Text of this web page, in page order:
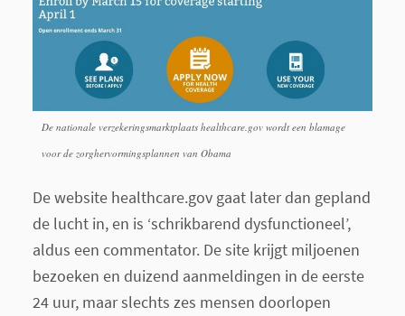
De nationale verzekeringsmarktplaats healthcare.gov wordt een blamage
voor de zorghervormingsplannen van Obama
De website healthcare.gov gaat later dan gepland
de lucht in, en is ‘schrikbarend dysfunctioneel’,
aldus een commentator. De site krijgt miljoenen
bezoeken en duizend aanmeldingen in de eerste
24 uur, maar slechts zes mensen doorlopen